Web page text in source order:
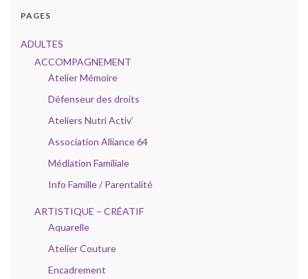
PAGES
ADULTES
ACCOMPAGNEMENT
Atelier Mémoire
Défenseur des droits
Ateliers Nutri Activ’
Association Alliance 64
Médiation Familiale
Info Famille / Parentalité
ARTISTIQUE – CRÉATIF
Aquarelle
Atelier Couture
Encadrement